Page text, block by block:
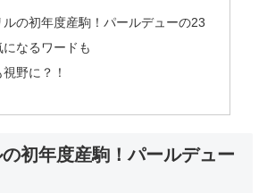
ルの初年度産駒！パールデューの23
なるワードも
野に？！
初年度産駒！パールデュー